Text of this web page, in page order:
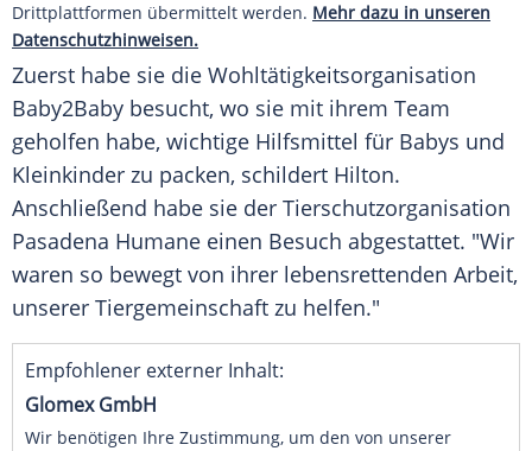
Drittplattformen übermittelt werden. Mehr dazu in unseren
Datenschutzhinweisen.
Zuerst habe sie die Wohltätigkeitsorganisation
Baby2Baby besucht, wo sie mit ihrem Team
geholfen habe, wichtige Hilfsmittel für Babys und
Kleinkinder zu packen, schildert Hilton.
Anschließend habe sie der Tierschutzorganisation
Pasadena Humane einen Besuch abgestattet. "Wir
waren so bewegt von ihrer lebensrettenden Arbeit,
unserer Tiergemeinschaft zu helfen."
Empfohlener externer Inhalt:
Glomex GmbH
Wir benötigen Ihre Zustimmung, um den von unserer